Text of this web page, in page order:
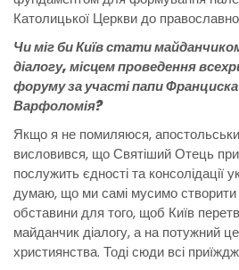
Католицької Церкви до
Чи міг би Київ стати
діалогу, місцем проведення
форуму за участі папи Франциска
Варфоломія?
Якщо я не помиляюся,
висловився, що Святіший Отець
послужить єдності та консолідації
думаю, що ми самі мусимо створити
обставини для того, щоб Київ
майданчик діалогу, а на потужний
християнства. Тоді сюди всі